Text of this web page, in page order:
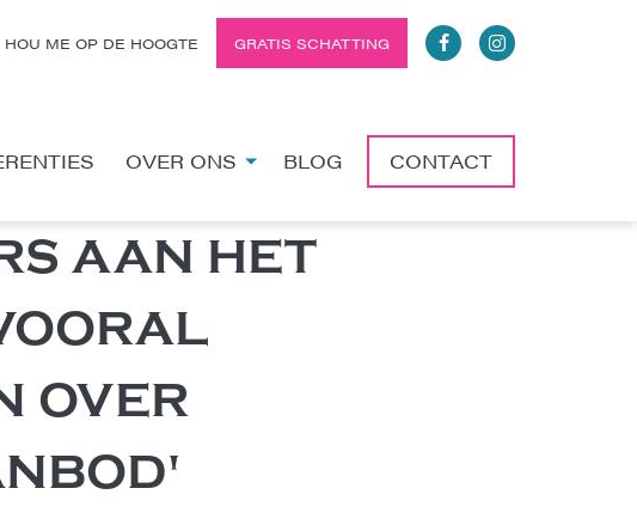
OVER ONS BLOG CONTACT
HOU ME OP DE HOOGTE GRATIS SCHATTING
AAN HET
OVER